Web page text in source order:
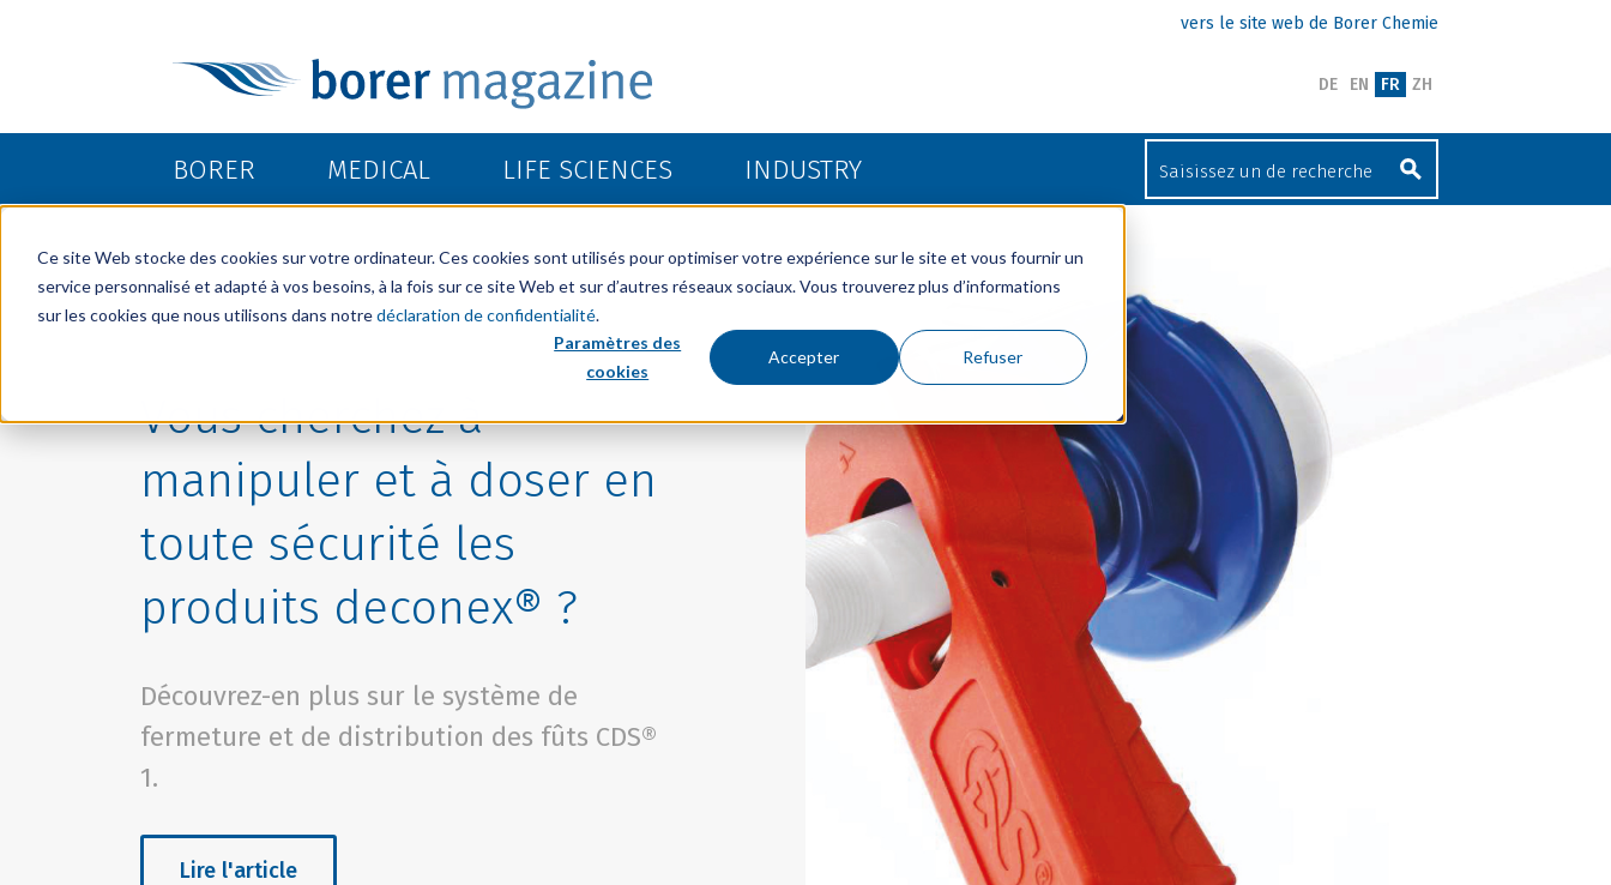
Ce site Web stocke des cookies sur votre ordinateur. Ces cookies sont utilisés pour optimiser votre expérience sur le site et vous fournir un
service personnalisé et adapté à vos besoins, à la fois sur ce site Web et sur d’autres réseaux sociaux. Vous trouverez plus d’informations
sur les cookies que nous utilisons dans notredéclaration de confidentialité.
Paramètres des
cookies
Accepter Refuser
vers le site web de Borer Chemie
DE EN FR ZH
BORER MEDICAL LIFE SCIENCES INDUSTRY
Vous cherchez à
manipuler et à doser en
toute sécurité les
produits deconex® ?
Découvrez-en plus sur le système de
fermeture et de distribution des fûts CDS®
1.
Lire l'article